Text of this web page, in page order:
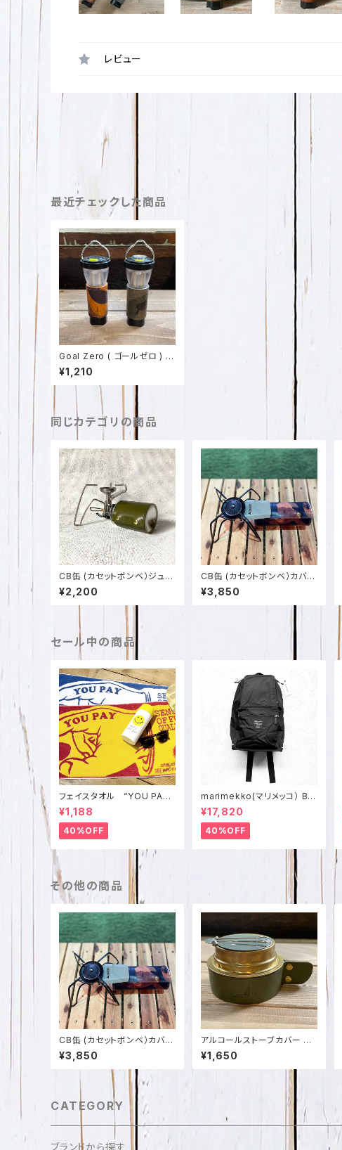
レビュー
最近チェックした商品
Goal Zero ( ゴールゼロ ) 用
迷彩柄レザーカバー イタリア
ンレザー 日本製 SPO-028
¥1,210
同じカテゴリの商品
CB缶 (カセットボンベ）ジュニ
ア用 カバー 栃木レザー 日本
製 SPO-002-2
¥2,200
CB缶 (カセットボンベ）カバー
迷彩柄イタリアンレザー 日本
製 SPO-002-1
¥3,850
セール中の商品
フェイスタオル “YOU PAY
SPINNER KEY HOLDER”
made in japan IMABARI
SPZ-1541
¥1,188
40%OFF
marimekko(マリメッコ） BU
DDY リュック （ブラック） 02
6994 リュックサック、デイパ
ック
¥17,820
40%OFF
その他の商品
CB缶 (カセットボンベ）カバー
迷彩柄イタリアンレザー 日本
製 SPO-002-1
¥3,850
アルコールストーブカバー 栃
木レザー・姫路レザー 日本製
SPO-009
¥1,650
CATEGORY
ブランドから探す